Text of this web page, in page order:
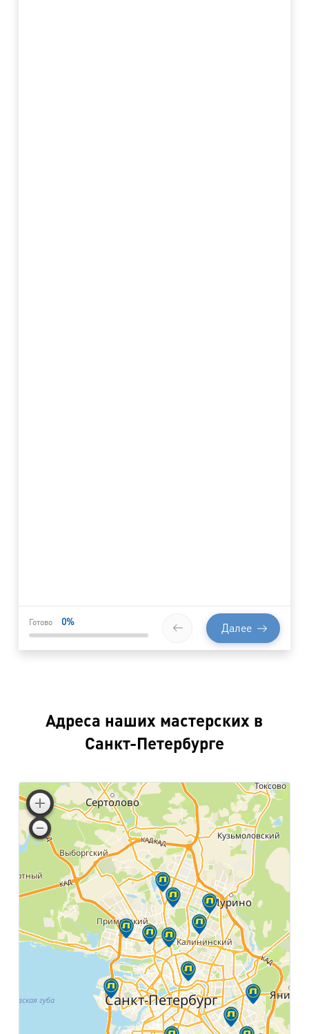
Готово 0% Далее
Адреса наших мастерских в
Санкт-Петербурге